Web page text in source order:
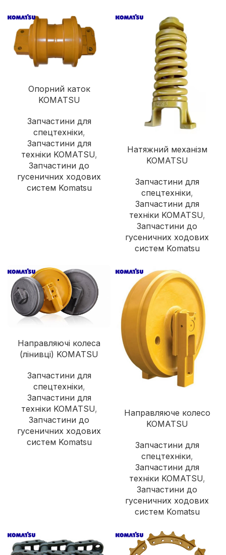
Опорний каток
KOMATSU
Запчастини для
спецтехніки,
Запчастини для
техніки KOMATSU,
Запчастини до
гусеничних ходових
систем Komatsu
Натяжний механізм
KOMATSU
Запчастини для
спецтехніки,
Запчастини для
техніки KOMATSU,
Запчастини до
гусеничних ходових
систем Komatsu
Направляючі колеса
(лінивці) KOMATSU
Запчастини для
спецтехніки,
Запчастини для
техніки KOMATSU,
Запчастини до
гусеничних ходових
систем Komatsu
Направляюче колесо
KOMATSU
Запчастини для
спецтехніки,
Запчастини для
техніки KOMATSU,
Запчастини до
гусеничних ходових
систем Komatsu